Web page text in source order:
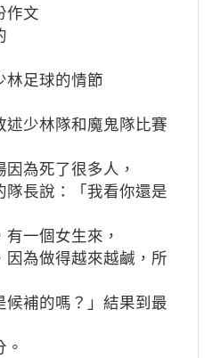
作文
林足球的情節
述少林隊和魔鬼隊比賽
為死了很多人，
長說：「我看你還是
一個女生來，
為做得越來越鹹，所
候補的嗎？」結果到最